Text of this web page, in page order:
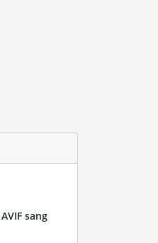
AVIF sang